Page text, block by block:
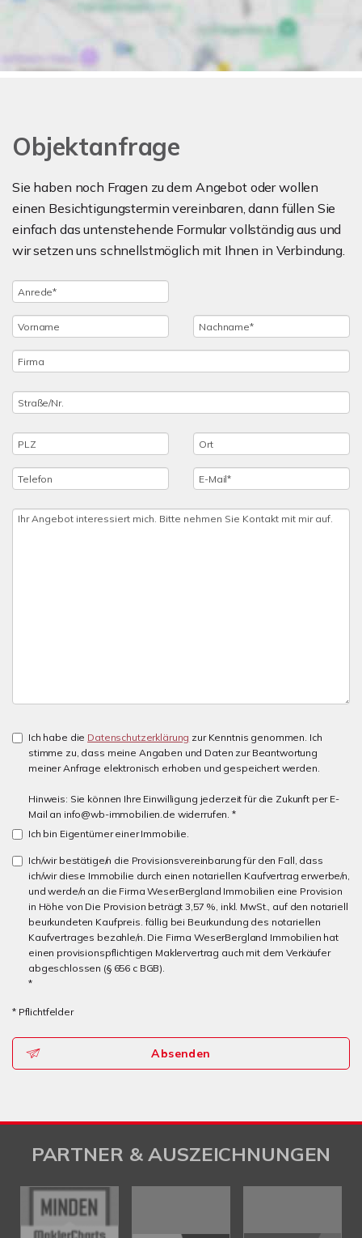
Objektanfrage
Sie haben noch Fragen zu dem Angebot oder wollen
einen Besichtigungstermin vereinbaren, dann füllen Sie
einfach das untenstehende Formular vollständig aus und
wir setzen uns schnellstmöglich mit Ihnen in Verbindung.
Ich habe die Datenschutzerklärung zur Kenntnis genommen. Ich
stimme zu, dass meine Angaben und Daten zur Beantwortung
meiner Anfrage elektronisch erhoben und gespeichert werden.
Hinweis: Sie können Ihre Einwilligung jederzeit für die Zukunft per E-
Mail an info@wb-immobilien.de widerrufen. *
Ich bin Eigentümer einer Immobilie.
Ich/wir bestätige/n die Provisionsvereinbarung für den Fall, dass
ich/wir diese Immobilie durch einen notariellen Kaufvertrag erwerbe/n,
und werde/n an die Firma WeserBergland Immobilien eine Provision
in Höhe von Die Provision beträgt 3,57 %, inkl. MwSt., auf den notariell
beurkundeten Kaufpreis. fällig bei Beurkundung des notariellen
Kaufvertrages bezahle/n. Die Firma WeserBergland Immobilien hat
einen provisionspflichtigen Maklervertrag auch mit dem Verkäufer
abgeschlossen (§ 656 c BGB).
*
* Pflichtfelder
Absenden
PARTNER & AUSZEICHNUNGEN